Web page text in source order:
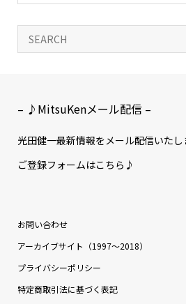
– ♪MitsuKenメール配信 –
光田健一最新情報をメール配信いた
ご登録フォームはこちら♪
お問い合わせ
アーカイブサイト（1997〜2018）
プライバシーポリシー
特定商取引法に基づく表記